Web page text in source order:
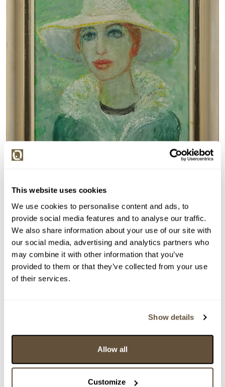
This website uses cookies
We use cookies to personalise content and ads, to
provide social media features and to analyse our traffic.
We also share information about your use of our site with
our social media, advertising and analytics partners who
may combine it with other information that you’ve
provided to them or that they’ve collected from your use
of their services.
Show details
Allow all
Customize
Detail položky
> Zobrazit detail položky a informace o autorovi
> zpět na aukční výsledky
VYDRAŽENO
Zpět na aukční výsledky